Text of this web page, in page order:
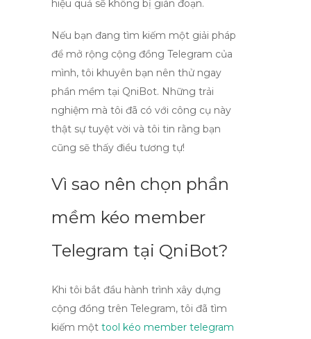
hiệu quả sẽ không bị gián đoạn.
Nếu bạn đang tìm kiếm một giải pháp
để mở rộng cộng đồng Telegram của
mình, tôi khuyên bạn nên thử ngay
phần mềm tại QniBot. Những trải
nghiệm mà tôi đã có với công cụ này
thật sự tuyệt vời và tôi tin rằng bạn
cũng sẽ thấy điều tương tự!
Vì sao nên chọn phần
mềm kéo member
Telegram tại QniBot?
Khi tôi bắt đầu hành trình xây dựng
cộng đồng trên Telegram, tôi đã tìm
kiếm một tool kéo member telegram